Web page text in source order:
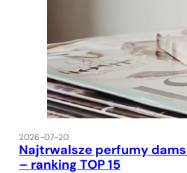
2026-07-20
Najtrwalsze perfumy
– ranking TOP 15